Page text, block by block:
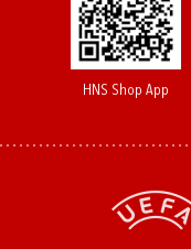
HNS Shop App